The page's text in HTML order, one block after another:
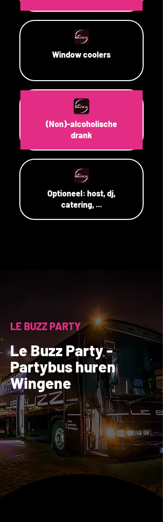
Window coolers
(Non)-alcoholische
drank
Optioneel: host, dj,
catering, ...
LE BUZZ PARTY
Le Buzz Party -
Partybus huren
Wingene